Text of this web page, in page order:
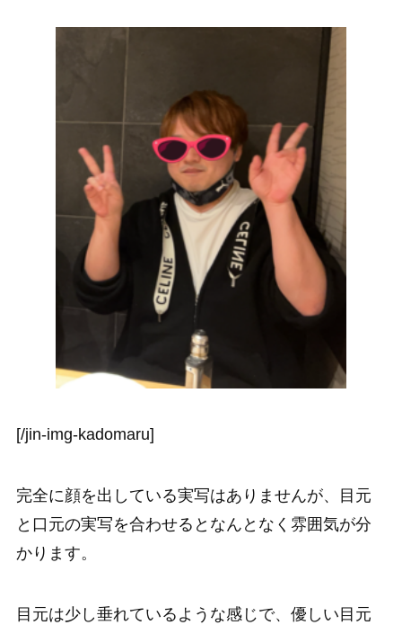
[/jin-img-kadomaru]
完全に顔を出している実写はありませんが、目元
と口元の実写を合わせるとなんとなく雰囲気が分
かります。
目元は少し垂れているような感じで、優しい目元